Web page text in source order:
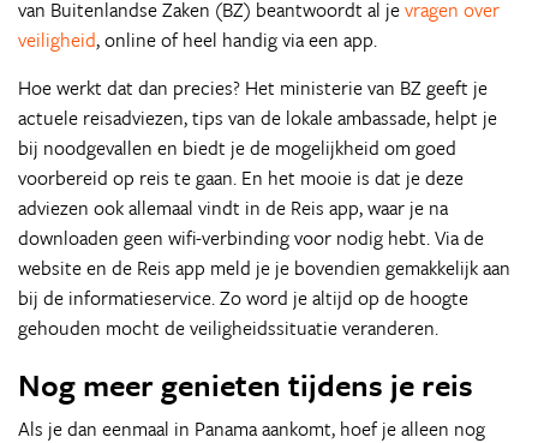
van Buitenlandse Zaken (BZ) beantwoordt al jevragen over
veiligheid, online of heel handig via een app.
Hoe werkt dat dan precies? Het ministerie van BZ geeft je
actuele reisadviezen, tips van de lokale ambassade, helpt je
bij noodgevallen en biedt je de mogelijkheid om goed
voorbereid op reis te gaan. En het mooie is dat je deze
adviezen ook allemaal vindt in de Reis app, waar je na
downloaden geen wifi-verbinding voor nodig hebt. Via de
website en de Reis app meld je je bovendien gemakkelijk aan
bij de informatieservice. Zo word je altijd op de hoogte
gehouden mocht de veiligheidssituatie veranderen.
Nog meer genieten tijdens je reis
Als je dan eenmaal in Panama aankomt, hoef je alleen nog